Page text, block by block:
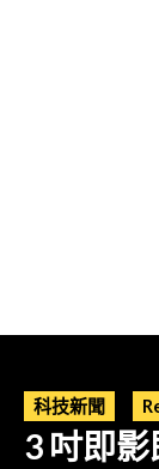
科技新聞
3 吋即